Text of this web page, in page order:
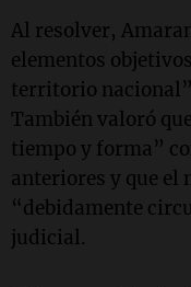
Al resolver,
elementos
territorio
También valoró
tiempo y forma”
anteriores y que el
“debidamente
judicial.